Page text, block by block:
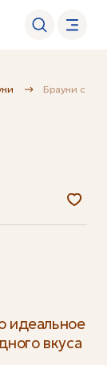
Брауни с
идеальное
вкуса